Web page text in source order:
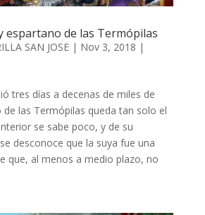
espartano de las Termópilas
SAN JOSE| Nov 3, 2018 |
tres días a decenas de miles de
de las Termópilas queda tan solo el
se sabe poco, y de su
desconoce que la suya fue una
que, al menos a medio plazo, no